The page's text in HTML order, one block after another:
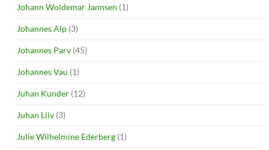
Johann Woldemar Jannsen (1)
Johannes Alp (3)
Johannes Parv (45)
Johannes Vau (1)
Juhan Kunder (12)
Juhan Liiv (3)
Julie Wilhelmine Ederberg (1)